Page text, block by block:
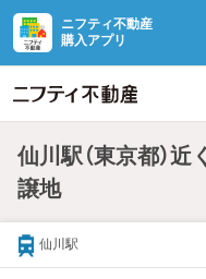
ニフティ不動産
購入アプリ
仙川駅（東京都）
譲地
仙川駅